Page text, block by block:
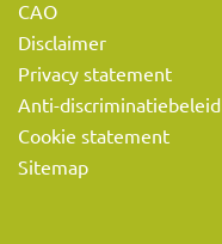
CAO
Disclaimer
Privacy statement
Anti-discriminatiebeleid
Cookie statement
Sitemap